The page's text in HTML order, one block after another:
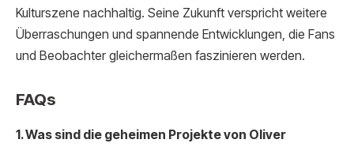
Kulturszene nachhaltig. Seine Zukunft verspricht weitere
Überraschungen und spannende Entwicklungen, die Fans
und Beobachter gleichermaßen faszinieren werden.
FAQs
1. Was sind die geheimen Projekte von Oliver